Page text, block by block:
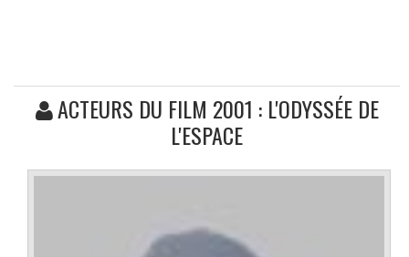
ACTEURS DU FILM 2001 : L'ODYSSÉE DE
L'ESPACE